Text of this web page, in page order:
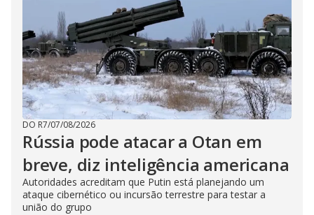
DO R7/07/08/2026
Rússia pode atacar a Otan em
breve, diz inteligência americana
Autoridades acreditam que Putin está planejando um
ataque cibernético ou incursão terrestre para testar a
união do grupo